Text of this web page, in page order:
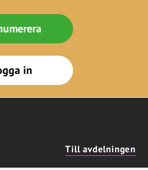
in
Till avdelningen